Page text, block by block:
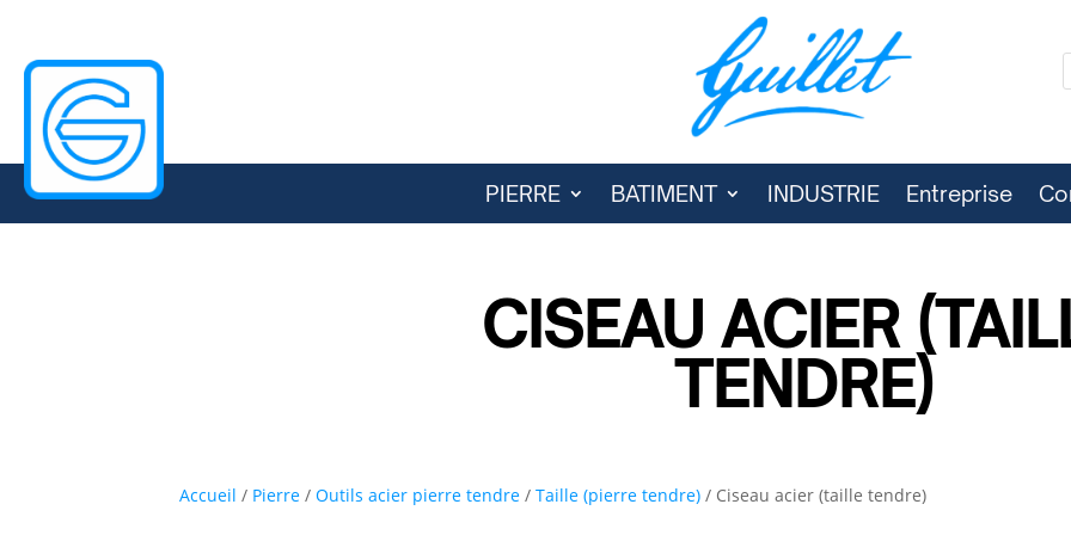
PIERRE BATIMENT INDUSTRIE Entreprise
CISEAU ACIER
TENDRE)
Accueil / Pierre /Outils acier pierre tendre /Taille (pierre tendre) / Ciseau acier (taille tendre)